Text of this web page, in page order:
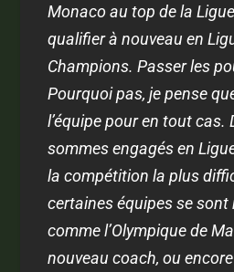
Monaco au top de la
qualifier à nouveau en
Champions. Passer les
Pourquoi pas, je pense
l’équipe pour en tout cas.
sommes engagés en
la compétition la plus
certaines équipes se sont
comme l’Olympique de
nouveau coach, ou